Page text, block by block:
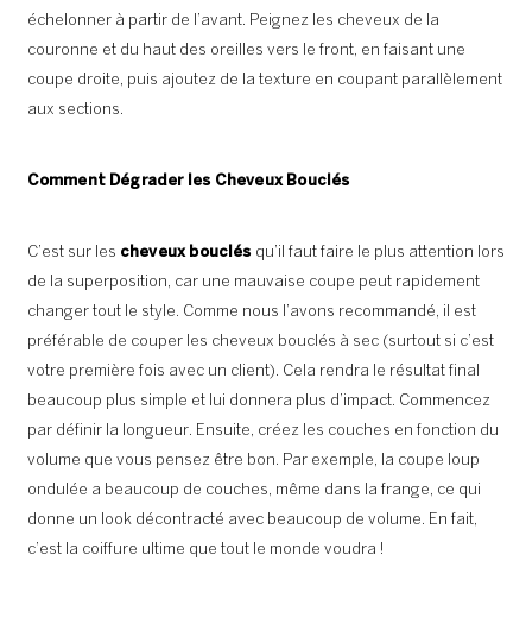
échelonner à partir de l’avant. Peignez les cheveux de la
couronne et du haut des oreilles vers le front, en faisant une
coupe droite, puis ajoutez de la texture en coupant parallèlement
aux sections.
Comment Dégrader les Cheveux Bouclés
C’est sur les cheveux bouclés qu’il faut faire le plus attention lors
de la superposition, car une mauvaise coupe peut rapidement
changer tout le style. Comme nous l’avons recommandé, il est
préférable de couper les cheveux bouclés à sec (surtout si c’est
votre première fois avec un client). Cela rendra le résultat final
beaucoup plus simple et lui donnera plus d’impact. Commencez
par définir la longueur. Ensuite, créez les couches en fonction du
volume que vous pensez être bon. Par exemple, la coupe loup
ondulée a beaucoup de couches, même dans la frange, ce qui
donne un look décontracté avec beaucoup de volume. En fait,
c’est la coiffure ultime que tout le monde voudra !